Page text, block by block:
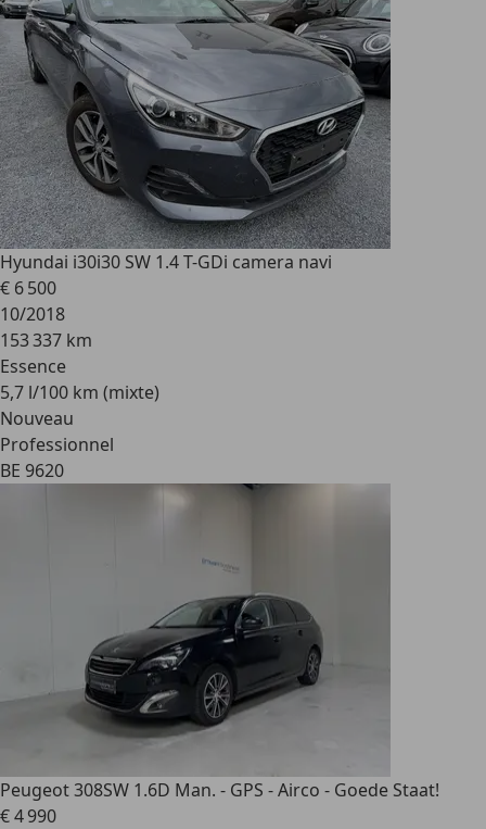
Hyundai i30i30 SW 1.4 T-GDi camera navi
€ 6 500
10/2018
153 337 km
Essence
5,7 l/100 km (mixte)
Nouveau
Professionnel
BE 9620
Peugeot 308SW 1.6D Man. - GPS - Airco - Goede Staat!
€ 4 990